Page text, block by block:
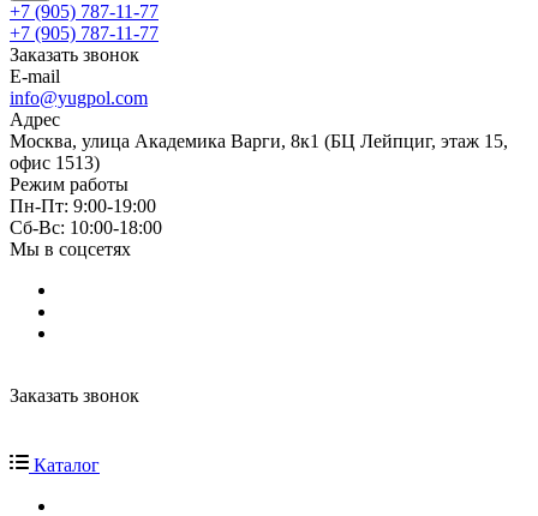
+7 (905) 787-11-77
+7 (905) 787-11-77
Заказать звонок
E-mail
info@yugpol.com
Адрес
Москва, улица Академика Варги, 8к1 (БЦ Лейпциг, этаж 15,
офис 1513)
Режим работы
Пн-Пт: 9:00-19:00
Cб-Вс: 10:00-18:00
Мы в соцсетях
Заказать звонок
Каталог